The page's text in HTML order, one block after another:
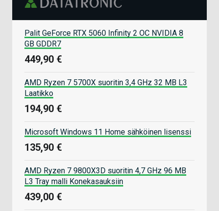
Palit GeForce RTX 5060 Infinity 2 OC NVIDIA 8
GB GDDR7
449,90 €
AMD Ryzen 7 5700X suoritin 3,4 GHz 32 MB L3
Laatikko
194,90 €
Microsoft Windows 11 Home sähköinen lisenssi
135,90 €
AMD Ryzen 7 9800X3D suoritin 4,7 GHz 96 MB
L3 Tray malli Konekasauksiin
439,00 €